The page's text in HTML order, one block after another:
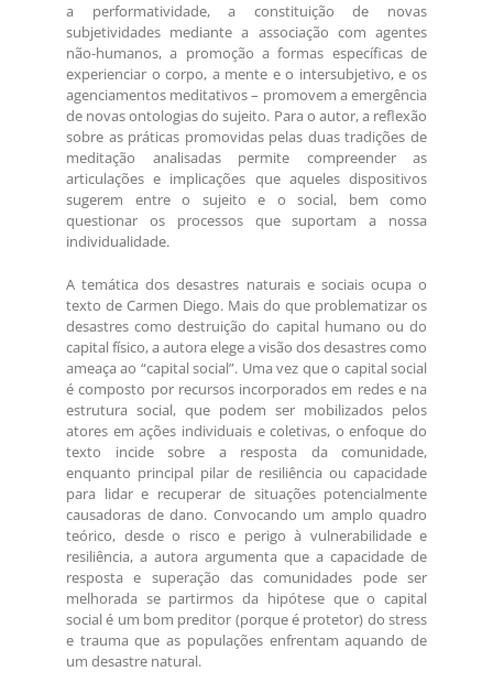
a performatividade, a constituição de novas
subjetividades mediante a associação com agentes
não-humanos, a promoção a formas específicas de
experienciar o corpo, a mente e o intersubjetivo, e os
agenciamentos meditativos – promovem a emergência
de novas ontologias do sujeito. Para o autor, a reflexão
sobre as práticas promovidas pelas duas tradições de
meditação analisadas permite compreender as
articulações e implicações que aqueles dispositivos
sugerem entre o sujeito e o social, bem como
questionar os processos que suportam a nossa
individualidade.
A temática dos desastres naturais e sociais ocupa o
texto de Carmen Diego. Mais do que problematizar os
desastres como destruição do capital humano ou do
capital físico, a autora elege a visão dos desastres como
ameaça ao “capital social”. Uma vez que o capital social
é composto por recursos incorporados em redes e na
estrutura social, que podem ser mobilizados pelos
atores em ações individuais e coletivas, o enfoque do
texto incide sobre a resposta da comunidade,
enquanto principal pilar de resiliência ou capacidade
para lidar e recuperar de situações potencialmente
causadoras de dano. Convocando um amplo quadro
teórico, desde o risco e perigo à vulnerabilidade e
resiliência, a autora argumenta que a capacidade de
resposta e superação das comunidades pode ser
melhorada se partirmos da hipótese que o capital
social é um bom preditor (porque é protetor) do stress
e trauma que as populações enfrentam aquando de
um desastre natural.